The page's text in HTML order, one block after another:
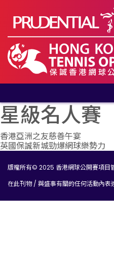
星級名人賽
文
章
導
覽
香港亞洲之友慈善午宴
英國保誠新城勁爆網球樂勢力
版權所有© 2025 香港網球公開賽項目
在此刊物 / 與盛事有關的任何活動內